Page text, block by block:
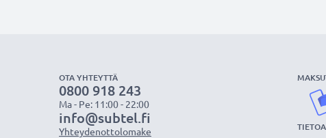
OTA YHTEYTTÄ
0800 918 243
Ma - Pe: 11:00 - 22:00
info@subtel.fi
Yhteydenottolomake